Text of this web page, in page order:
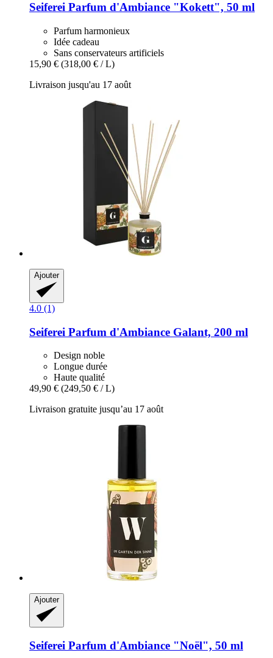
Seiferei Parfum d'Ambiance "Kokett", 50 ml
Parfum harmonieux
Idée cadeau
Sans conservateurs artificiels
15,90 € (318,00 € / L)
Livraison jusqu'au 17 août
Ajouter
4.0 (1)
Seiferei Parfum d'Ambiance Galant, 200 ml
Design noble
Longue durée
Haute qualité
49,90 € (249,50 € / L)
Livraison gratuite jusqu’au 17 août
Ajouter
Seiferei Parfum d'Ambiance "Noël", 50 ml